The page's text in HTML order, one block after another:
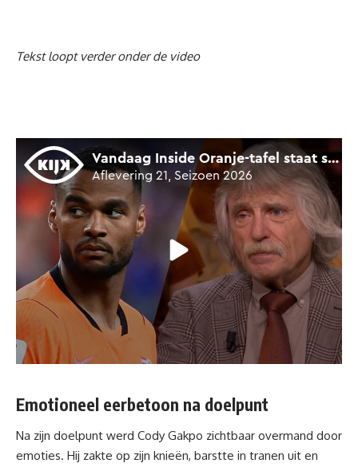
Tekst loopt verder onder de video
Emotioneel eerbetoon na doelpunt
Na zijn doelpunt werd Cody Gakpo zichtbaar overmand door
emoties. Hij zakte op zijn knieën, barstte in tranen uit en